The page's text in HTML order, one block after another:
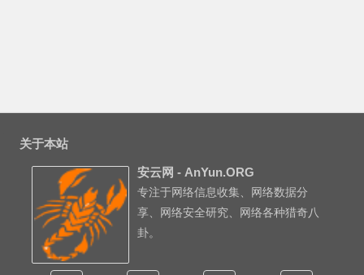
关于本站
安云网 - AnYun.ORG
专注于网络信息收集、网络数据分
享、网络安全研究、网络各种猎奇八
卦。